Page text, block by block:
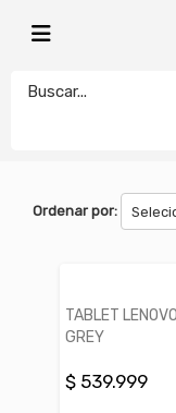
electronicamegatonesrl
Ordenar por:
TABLET
GREY
$ 539.999